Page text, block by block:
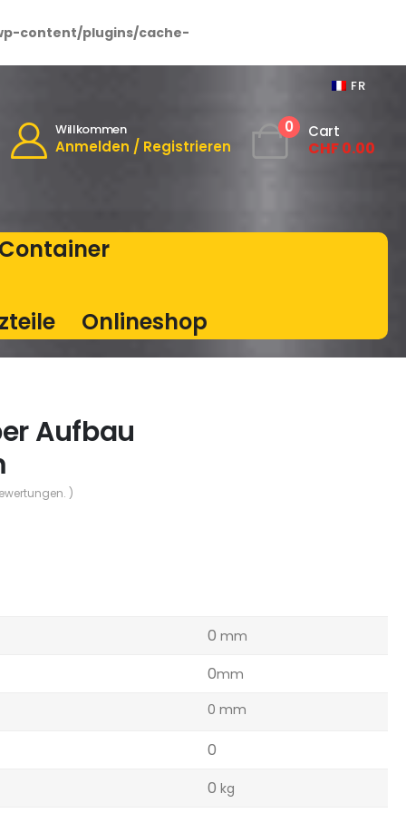
content/plugins/cache-
FR
Willkommen
Anmelden / Registrieren
0 Cart
CHF0.00
Container
Onlineshop
Aufbau
)
0 mm
0mm
0 mm
0
0 kg